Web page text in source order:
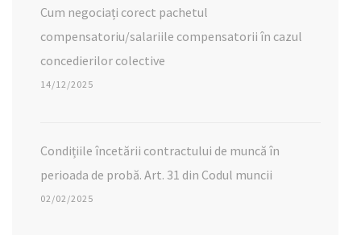
Cum negociați corect pachetul
compensatoriu/salariile compensatorii în cazul
concedierilor colective
14/12/2025
Condițiile încetării contractului de muncă în
perioada de probă. Art. 31 din Codul muncii
02/02/2025